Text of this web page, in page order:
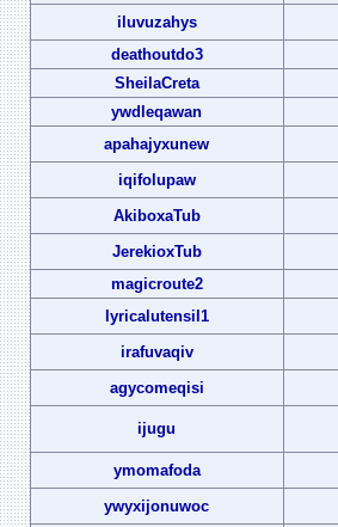
iluvuzahys
deathoutdo3
SheilaCreta
ywdleqawan
apahajyxunew
iqifolupaw
AkiboxaTub
JerekioxTub
magicroute2
lyricalutensil1
irafuvaqiv
agycomeqisi
ijugu
ymomafoda
ywyxijonuwoc